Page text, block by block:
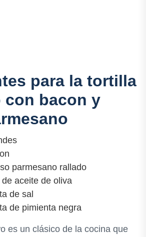
para la tortilla
con bacon y
parmesano rallado
aceite de oliva
de sal
de pimienta negra
es un clásico de la cocina que